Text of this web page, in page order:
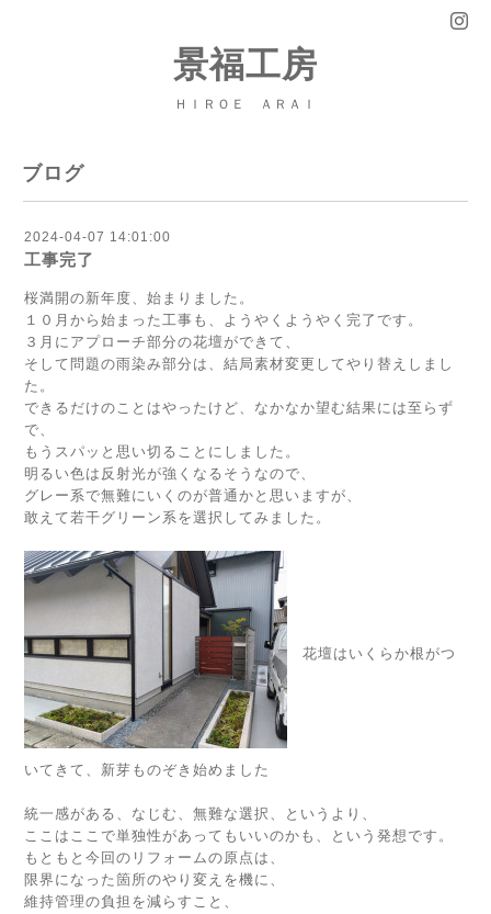
景福工房
ＨＩＲＯＥ ＡＲＡＩ
ブログ
2024-04-07 14:01:00
工事完了
桜満開の新年度、始まりました。
１０月から始まった工事も、ようやくようやく完了です。
３月にアプローチ部分の花壇ができて、
そして問題の雨染み部分は、結局素材変更してやり替えしまし
た。
できるだけのことはやったけど、なかなか望む結果には至らず
で、
もうスパッと思い切ることにしました。
明るい色は反射光が強くなるそうなので、
グレー系で無難にいくのが普通かと思いますが、
敢えて若干グリーン系を選択してみました。
花壇はいくらか根がつ
いてきて、新芽ものぞき始めました
統一感がある、なじむ、無難な選択、というより、
ここはここで単独性があってもいいのかも、という発想です。
もともと今回のリフォームの原点は、
限界になった箇所のやり変えを機に、
維持管理の負担を減らすこと、